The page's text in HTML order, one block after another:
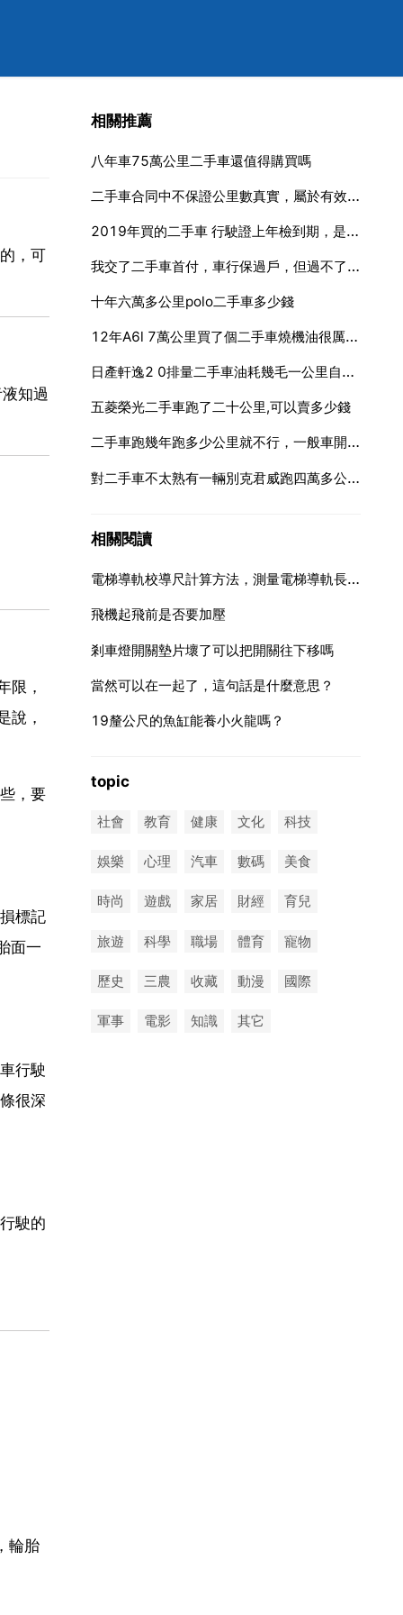
，可
知過
限，
說，
，要
標記
面一
行駛
很深
駛的
輪胎
相關推薦
八年車75萬公里二手車還值得購買嗎
二手車合同中不保證公里數真實，屬於有效條款嗎嗎？
2019年買的二手車 行駛證上年檢到期，是去審車呀，還是直接領年檢標誌呀
我交了二手車首付，車行保過戶，但過不了戶，我不想買了，交的首
十年六萬多公里polo二手車多少錢
12年A6l 7萬公里買了個二手車燒機油很厲害600公里一升機油 請問怎麼個情況
日產軒逸2 0排量二手車油耗幾毛一公里自動擋的
五菱榮光二手車跑了二十公里,可以賣多少錢
二手車跑幾年跑多少公里就不行，一般車開多少公里就不行了也就是報廢？
對二手車不太熟有一輛別克君威跑四萬多公里了買了兩年買能多少錢
相關閱讀
電梯導軌校導尺計算方法，測量電梯導軌長度可用什麼尺？
飛機起飛前是否要加壓
剎車燈開關墊片壞了可以把開關往下移嗎
當然可以在一起了，這句話是什麼意思？
19釐公尺的魚缸能養小火龍嗎？
topic
社會 教育 健康 文化 科技
娛樂 心理 汽車 數碼 美食
時尚 遊戲 家居 財經 育兒
旅遊 科學 職場 體育 寵物
歷史 三農 收藏 動漫 國際
軍事 電影 知識 其它